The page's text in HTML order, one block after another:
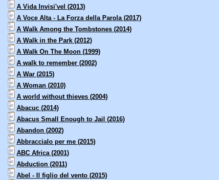
A Vida Invisi'vel (2013)
A Voce Alta - La Forza della Parola (2017)
A Walk Among the Tombstones (2014)
A Walk in the Park (2012)
A Walk On The Moon (1999)
A walk to remember (2002)
A War (2015)
A Woman (2010)
A world without thieves (2004)
Abacuc (2014)
Abacus Small Enough to Jail (2016)
Abandon (2002)
Abbraccialo per me (2015)
ABC Africa (2001)
Abduction (2011)
Abel - Il figlio del vento (2015)